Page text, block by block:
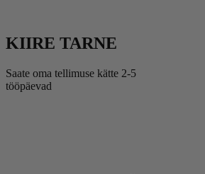
KIIRE TARNE
Saate oma tellimuse kätte 2-5
tööpäevad